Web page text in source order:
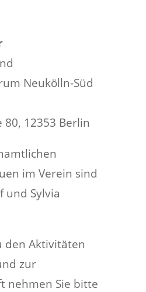
Neukölln-Süd
80, 12353 Berlin
im Verein sind
und Sylvia
den Aktivitäten
zur
nehmen Sie bitte